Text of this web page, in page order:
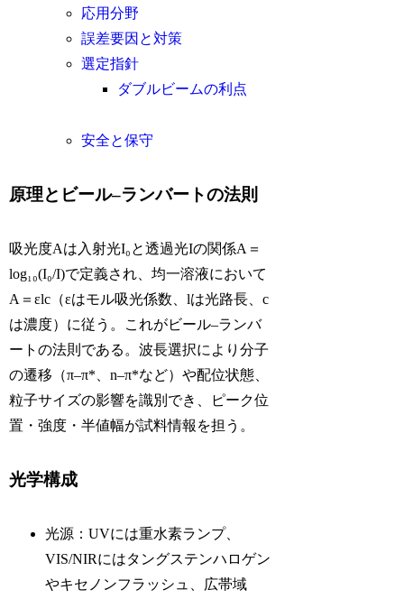
応用分野
誤差要因と対策
選定指針
ダブルビームの利点
安全と保守
原理とビール–ランバートの法則
吸光度Aは入射光I₀と透過光Iの関係A＝
log₁₀(I₀/I)で定義され、均一溶液において
A＝εlc（εはモル吸光係数、lは光路長、c
は濃度）に従う。これがビール–ランバ
ートの法則である。波長選択により分子
の遷移（π–π*、n–π*など）や配位状態、
粒子サイズの影響を識別でき、ピーク位
置・強度・半値幅が試料情報を担う。
光学構成
光源：UVには重水素ランプ、
VIS/NIRにはタングステンハロゲン
やキセノンフラッシュ、広帯域